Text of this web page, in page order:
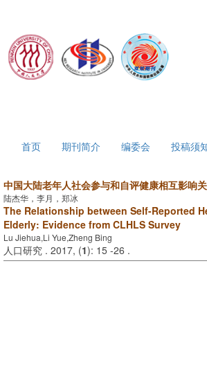
首页 期刊简介 编委会 投稿须
中国大陆老年人社会参与和自评健康相互影响
陆杰华，李月，郑冰
The Relationship between Self-Reported
Elderly: Evidence from CLHLS Survey
Lu Jiehua,Li Yue,Zheng Bing
人口研究 . 2017, (1): 15 -26 .